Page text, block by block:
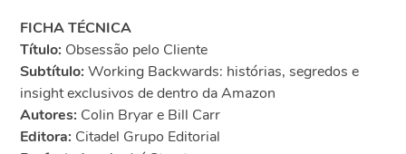
FICHA TÉCNICA
Título: Obsessão pelo Cliente
Subtítulo:Working Backwards: histórias, segredos e
insight exclusivos de dentro da Amazon
Autores: Colin Bryar e Bill Carr
Editora: Citadel Grupo Editorial